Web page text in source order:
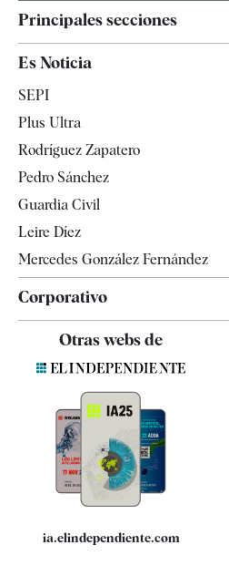
Principales secciones
España
Televisión
Es Noticia
SEPI
Plus Ultra
Rodríguez Zapatero
Pedro Sánchez
Guardia Civil
Leire Díez
Mercedes González Fernández
Corporativo
Contacto
Quiénes somos
Especificaciones
Otras webs de
ia.elindependiente.com